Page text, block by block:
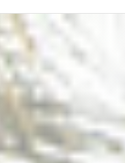
Hors Sol | Spas